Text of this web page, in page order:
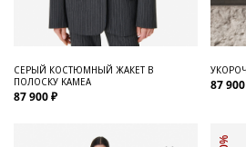
СЕРЫЙ КОСТЮМНЫЙ ЖАКЕТ В
ПОЛОСКУ KAMEA
87 900 ₽
87